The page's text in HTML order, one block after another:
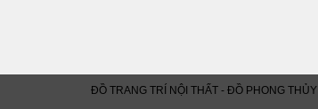
ĐỒ TRANG TRÍ NỘI THẤT - ĐỒ PHONG THỦY